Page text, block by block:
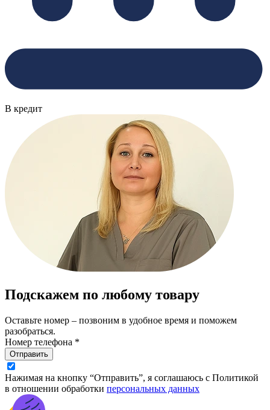
В кредит
Подскажем по любому товару
Оставьте номер – позвоним в удобное время и поможем
разобраться.
Номер телефона *
Отправить
Нажимая на кнопку “Отправить”, я соглашаюсь с Политикой
в отношении обработки персональных данных